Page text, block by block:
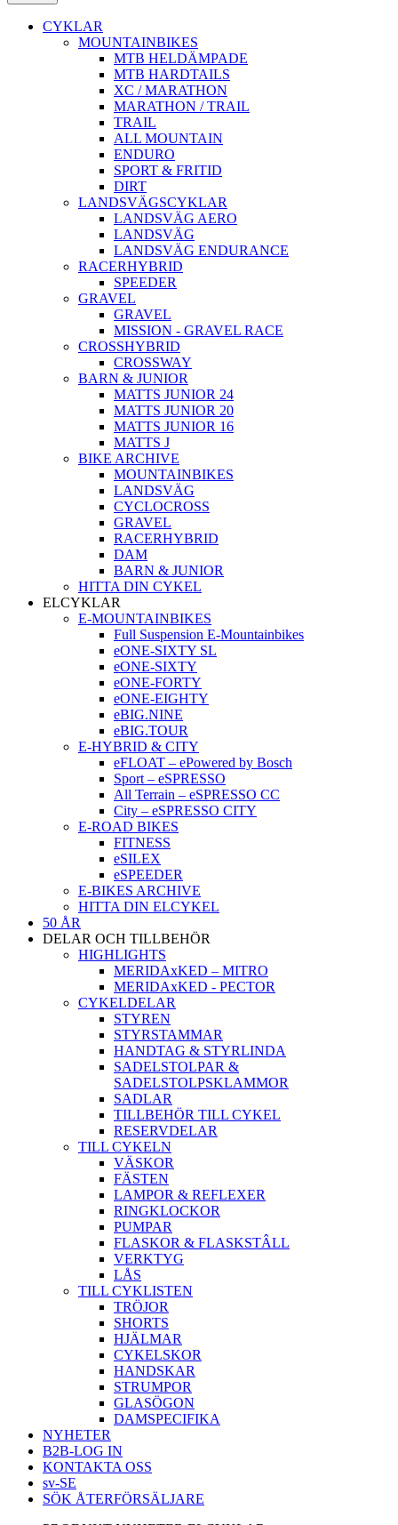
CYKLAR
MOUNTAINBIKES
MTB HELDÄMPADE
MTB HARDTAILS
XC / MARATHON
MARATHON / TRAIL
TRAIL
ALL MOUNTAIN
ENDURO
SPORT & FRITID
DIRT
LANDSVÄGSCYKLAR
LANDSVÄG AERO
LANDSVÄG
LANDSVÄG ENDURANCE
RACERHYBRID
SPEEDER
GRAVEL
GRAVEL
MISSION - GRAVEL RACE
CROSSHYBRID
CROSSWAY
BARN & JUNIOR
MATTS JUNIOR 24
MATTS JUNIOR 20
MATTS JUNIOR 16
MATTS J
BIKE ARCHIVE
MOUNTAINBIKES
LANDSVÄG
CYCLOCROSS
GRAVEL
RACERHYBRID
DAM
BARN & JUNIOR
HITTA DIN CYKEL
ELCYKLAR
E-MOUNTAINBIKES
Full Suspension E-Mountainbikes
eONE-SIXTY SL
eONE-SIXTY
eONE-FORTY
eONE-EIGHTY
eBIG.NINE
eBIG.TOUR
E-HYBRID & CITY
eFLOAT – ePowered by Bosch
Sport – eSPRESSO
All Terrain – eSPRESSO CC
City – eSPRESSO CITY
E-ROAD BIKES
FITNESS
eSILEX
eSPEEDER
E-BIKES ARCHIVE
HITTA DIN ELCYKEL
50 ÅR
DELAR OCH TILLBEHÖR
HIGHLIGHTS
MERIDAxKED – MITRO
MERIDAxKED - PECTOR
CYKELDELAR
STYREN
STYRSTAMMAR
HANDTAG & STYRLINDA
SADELSTOLPAR &
SADELSTOLPSKLAMMOR
SADLAR
TILLBEHÖR TILL CYKEL
RESERVDELAR
TILL CYKELN
VÄSKOR
FÄSTEN
LAMPOR & REFLEXER
RINGKLOCKOR
PUMPAR
FLASKOR & FLASKSTÂLL
VERKTYG
LÅS
TILL CYKLISTEN
TRÖJOR
SHORTS
HJÄLMAR
CYKELSKOR
HANDSKAR
STRUMPOR
GLASÖGON
DAMSPECIFIKA
NYHETER
B2B-LOG IN
KONTAKTA OSS
sv-SE
SÖK ÅTERFÖRSÄLJARE